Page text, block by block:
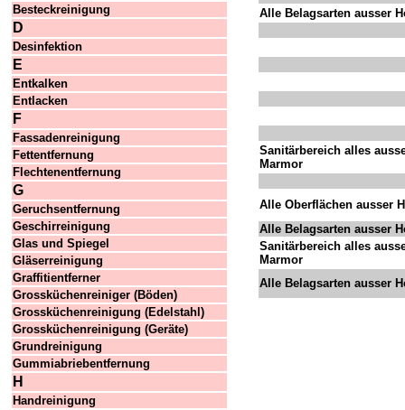
Besteckreinigung
D
Desinfektion
E
Entkalken
Entlacken
F
Fassadenreinigung
Fettentfernung
Flechtenentfernung
G
Geruchsentfernung
Geschirreinigung
Glas und Spiegel
Gläserreinigung
Graffitientferner
Grossküchenreiniger (Böden)
Grossküchenreinigung (Edelstahl)
Grossküchenreinigung (Geräte)
Grundreinigung
Gummiabriebentfernung
H
Handreinigung
Alle Belagsarten ausser
Sanitärbereich alles
Marmor
Alle Oberflächen ausser
Alle Belagsarten ausser
Sanitärbereich alles
Marmor
Alle Belagsarten ausser